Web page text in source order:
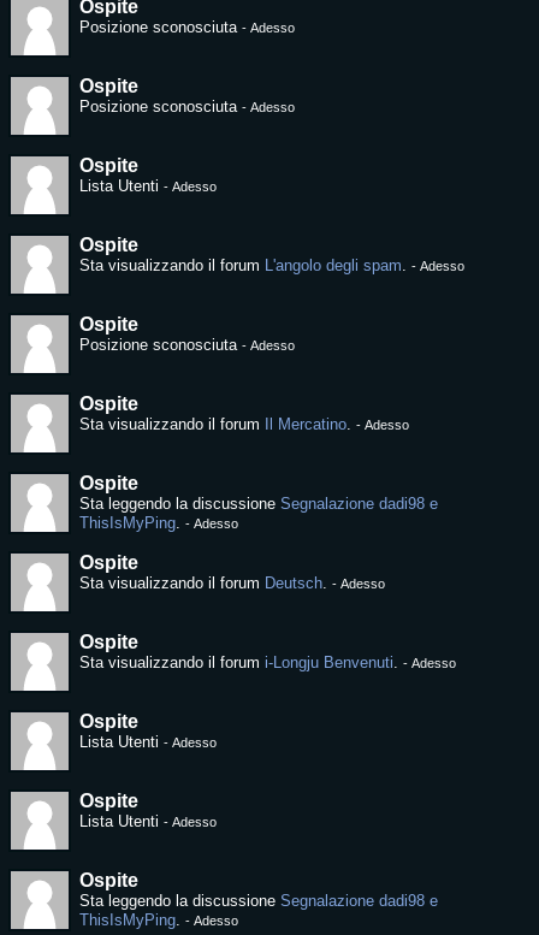
Ospite
Posizione sconosciuta - Adesso
Ospite
Posizione sconosciuta - Adesso
Ospite
Lista Utenti - Adesso
Ospite
Sta visualizzando il forum L'angolo degli spam. - Adesso
Ospite
Posizione sconosciuta - Adesso
Ospite
Sta visualizzando il forum Il Mercatino. - Adesso
Ospite
Sta leggendo la discussione Segnalazione dadi98 e
ThisIsMyPing. - Adesso
Ospite
Sta visualizzando il forum Deutsch. - Adesso
Ospite
Sta visualizzando il forum i-Longju Benvenuti. - Adesso
Ospite
Lista Utenti - Adesso
Ospite
Lista Utenti - Adesso
Ospite
Sta leggendo la discussione Segnalazione dadi98 e
ThisIsMyPing. - Adesso